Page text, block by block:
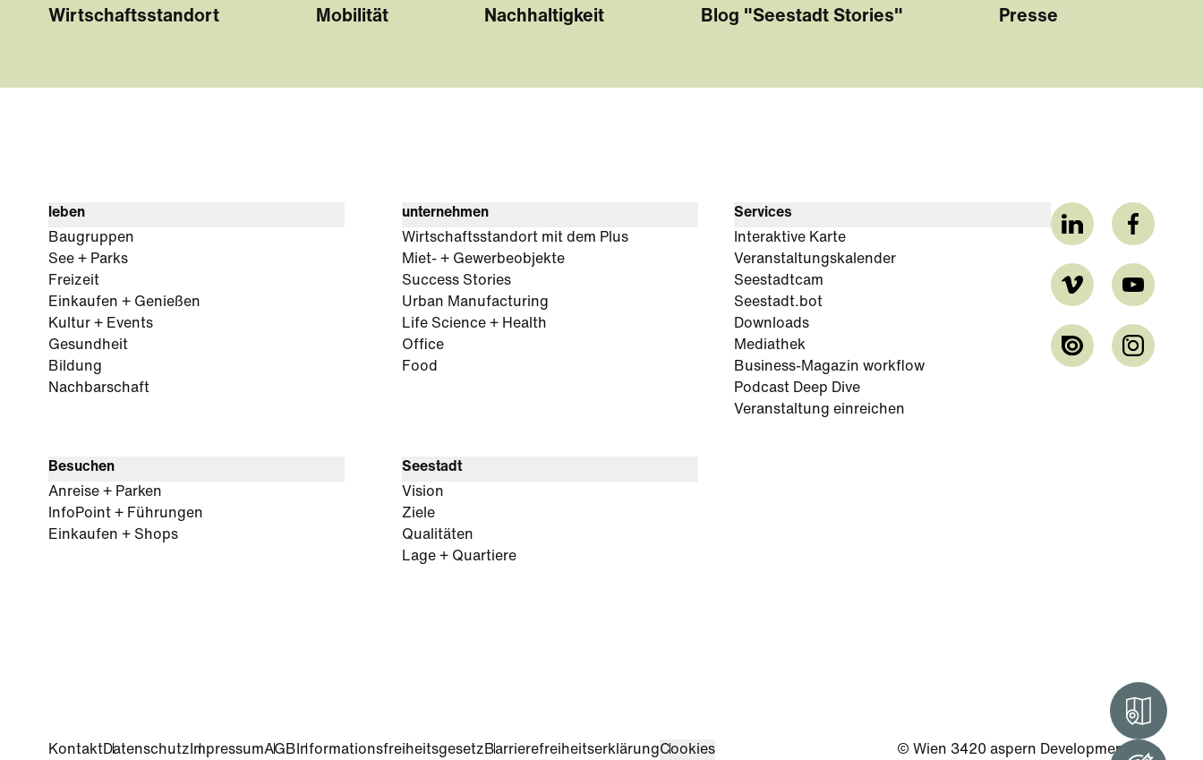
Wirtschaftsstandort Mobilität Nachhaltigkeit Blog "Seestadt Stories" Presse
leben
Baugruppen
See + Parks
Freizeit
Einkaufen + Genießen
Kultur + Events
Gesundheit
Bildung
Nachbarschaft
unternehmen
Wirtschaftsstandort mit dem Plus
Miet- + Gewerbeobjekte
Success Stories
Urban Manufacturing
Life Science + Health
Office
Food
Besuchen
Anreise + Parken
InfoPoint + Führungen
Einkaufen + Shops
Seestadt
Vision
Ziele
Qualitäten
Lage + Quartiere
Services
Interaktive Karte
Veranstaltungskalender
Seestadtcam
Seestadt.bot
Downloads
Mediathek
Business-Magazin workflow
Podcast Deep Dive
Veranstaltung einreichen
KontaktDatenschutz ImpressumAGB InformationsfreiheitsgesetzBarrierefreiheitserklärungCookies © Wien 3420 aspern Development AG